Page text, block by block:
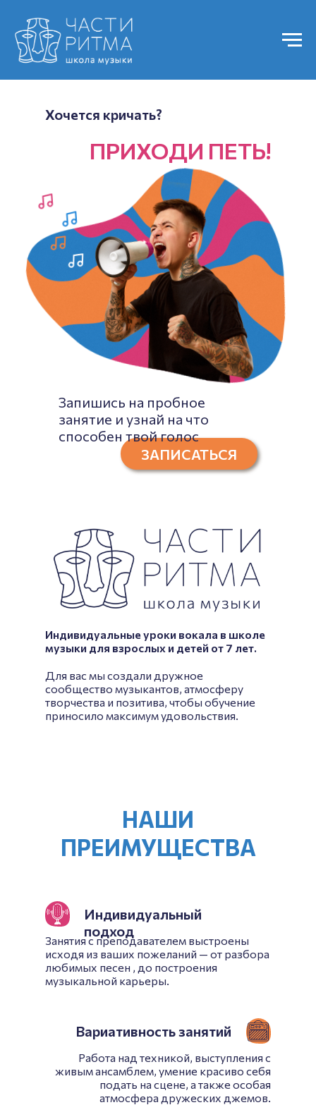
ПРИХОДИ ПЕТЬ!
Хочется кричать?
ЗАПИСАТЬСЯ
Запишись на пробное
занятие и узнай на что
способен твой голос
Для вас мы создали дружное
сообщество музыкантов, атмосферу
творчества и позитива, чтобы обучение
приносило максимум удовольствия.
Индивидуальные уроки вокала в школе
музыки для взрослых и детей от 7 лет.
НАШИ
ПРЕИМУЩЕСТВА
Индивидуальный
подход
Занятия с преподавателем выстроены
исходя из ваших пожеланий — от разбора
любимых песен , до построения
музыкальной карьеры.
Вариативность занятий
Работа над техникой, выступления с
живым ансамблем, умение красиво себя
подать на сцене, а также особая
атмосфера дружеских джемов.